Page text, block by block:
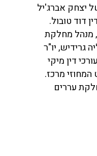
"ניהול פרשת 512 – ארגון הפשע של יצחק אברג'יל
דוד טובול.
מנהל מחלקת
גרידיש, יו"ר
דין מיקי
מרכז.
עררים